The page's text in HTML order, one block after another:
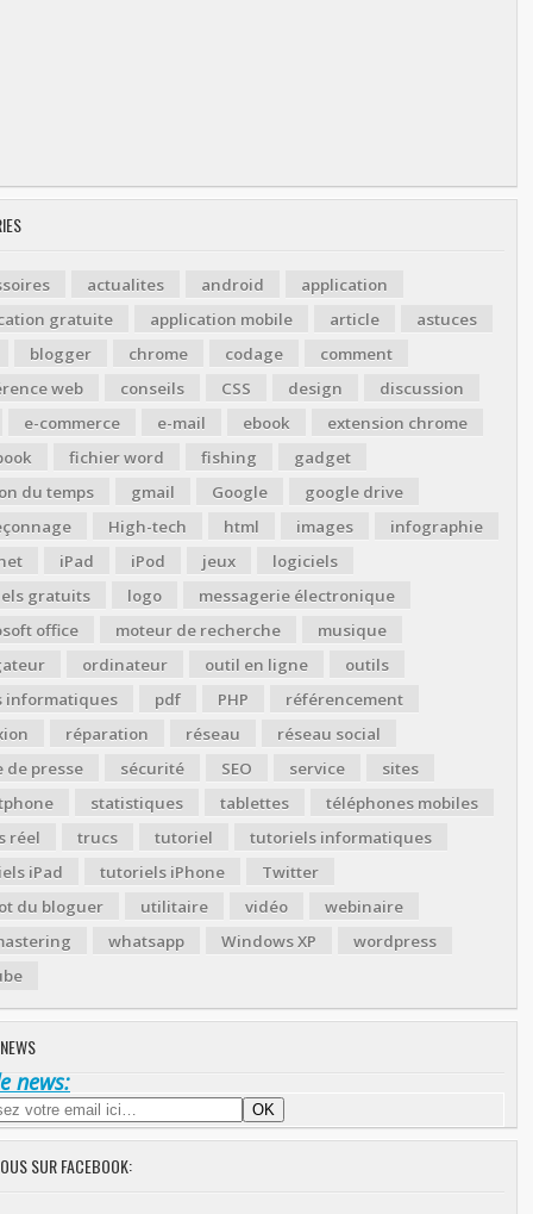
actualites android
application
gratuite
application mobile article
astuces
blogger
chrome codage
comment
web
conseils CSS design
discussion
e-commerce
e-mail ebook
extension chrome
fichier word fishing
gadget
du temps
gmail Google
google drive
High-tech html images
infographie
iPad iPod jeux
logiciels
gratuits
logo
messagerie électronique
office
moteur de recherche
musique
ordinateur outil en ligne
outils
informatiques
pdf PHP
référencement
réparation réseau
réseau social
de presse
sécurité SEO service
sites
statistiques tablettes
téléphones mobiles
réel
trucs tutoriel
tutoriels informatiques
iPad
tutoriels iPhone
Twitter
du bloguer
utilitaire vidéo
webinaire
whatsapp Windows XP
wordpress
news:
SUR FACEBOOK: